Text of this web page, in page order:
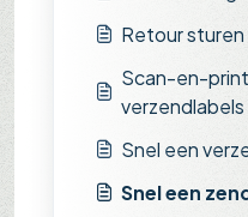
Retour sturen
Scan-en-
verzendlabels
Snel een
Snel een